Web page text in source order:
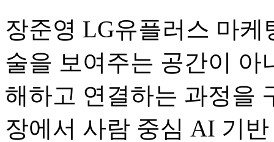
장준영 LG유플러스 마
술을 보여주는 공간이
해하고 연결하는 과정을
장에서 사람 중심 AI 기